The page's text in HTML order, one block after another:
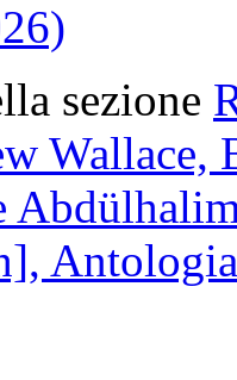
sezione
Wallace,